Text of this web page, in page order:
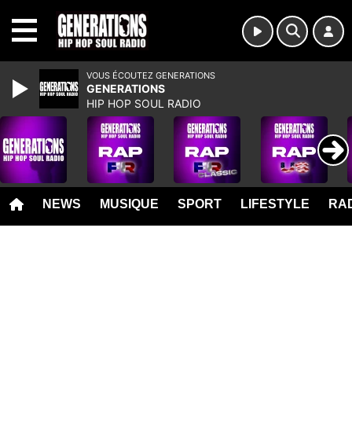
NEWS MUSIQUE SPORT LIFESTYLE
VOUS ÉCOUTEZ GENERATIONS
GENERATIONS
HIP HOP SOUL RADIO